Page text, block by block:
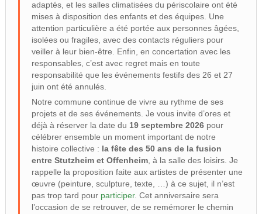
adaptés, et les salles climatisées du périscolaire ont été
mises à disposition des enfants et des équipes. Une
attention particulière a été portée aux personnes âgées,
isolées ou fragiles, avec des contacts réguliers pour
veiller à leur bien-être. Enfin, en concertation avec les
responsables, c’est avec regret mais en toute
responsabilité que les événements festifs des 26 et 27
juin ont été annulés.
Notre commune continue de vivre au rythme de ses
projets et de ses événements. Je vous invite d’ores et
déjà à réserver la date du 19 septembre 2026pour
célébrer ensemble un moment important de notre
histoire collective : la fête des 50 ans de la fusion
entre Stutzheim et Offenheim, à la salle des loisirs. Je
rappelle la proposition faite aux artistes de présenter une
œuvre (peinture, sculpture, texte, …) à ce sujet, il n’est
pas trop tard pour participer. Cet anniversaire sera
l’occasion de se retrouver, de se remémorer le chemin